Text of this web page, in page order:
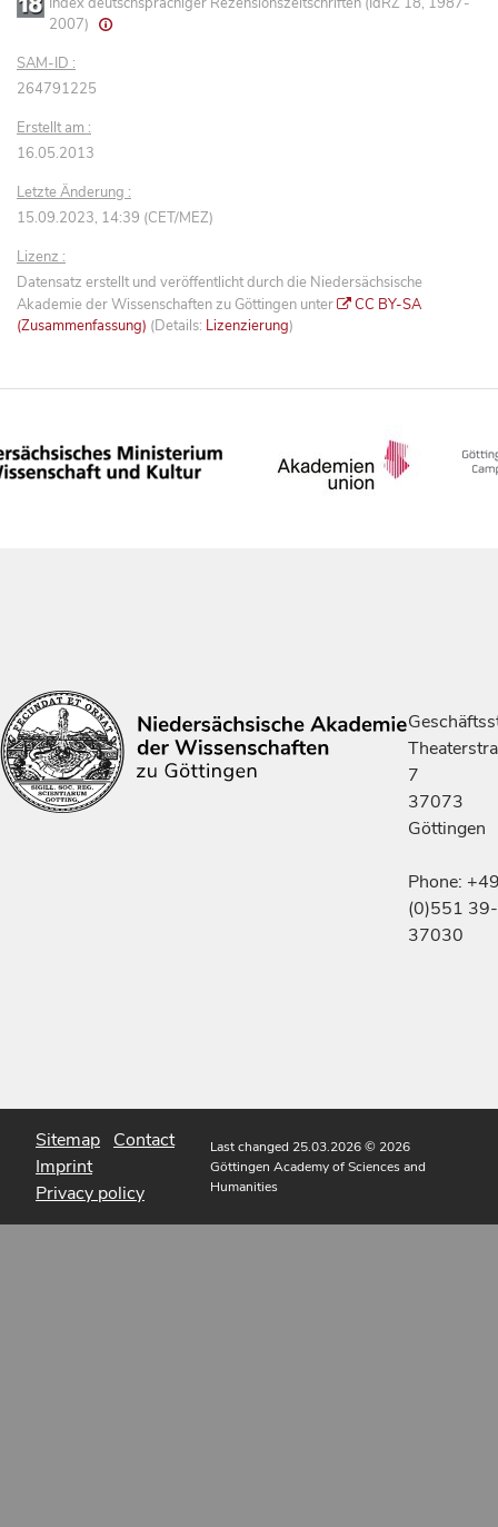
2007)
SAM-ID :
264791225
Erstellt am :
16.05.2013
Letzte Änderung :
15.09.2023, 14:39 (CET/MEZ)
Lizenz :
Datensatz erstellt und veröffentlicht durch die Niedersächsische
Akademie der Wissenschaften zu Göttingen unter
CC BY-SA
(Zusammenfassung) (Details: Lizenzierung)
7
37073
Göttingen
Phone:
(0)551 39-
37030
Sitemap Contact
Imprint
Privacy policy
Last changed 25.03.2026© 2026
Göttingen Academy of Sciences and
Humanities